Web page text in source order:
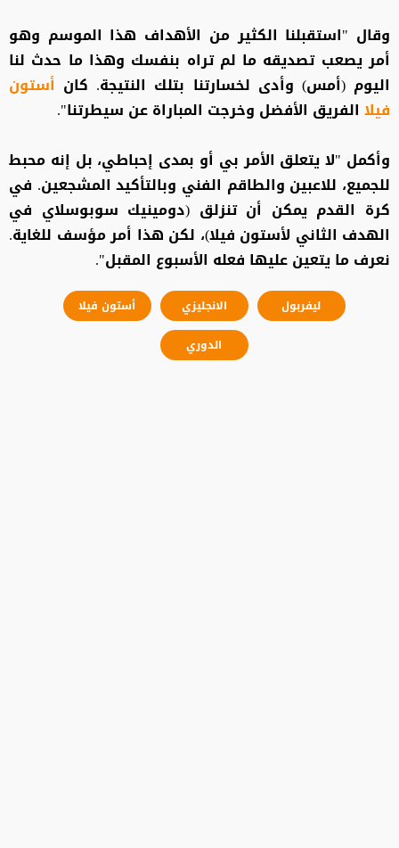
وقال "استقبلنا الكثير من الأهداف هذا الموسم وهو
أمر يصعب تصديقه ما لم تراه بنفسك وهذا ما حدث ⁠لنا
اليوم (أمس) وأدى لخسارتنا بتلك النتيجة. كان أستون
فيلا الفريق الأفضل وخرجت المباراة عن سيطرتنا".
وأكمل "لا يتعلق الأمر بي أو بمدى إحباطي، بل إنه محبط
للجميع، للاعبين ⁠والطاقم الفني وبالتأكيد المشجعين. في
كرة القدم يمكن أن تنزلق (دومينيك سوبوسلاي في
الهدف الثاني لأستون فيلا)، لكن هذا أمر مؤسف للغاية.
نعرف ما يتعين عليها فعله الأسبوع المقبل".
ليفربول الانجليزي
أستون فيلا
الدوري